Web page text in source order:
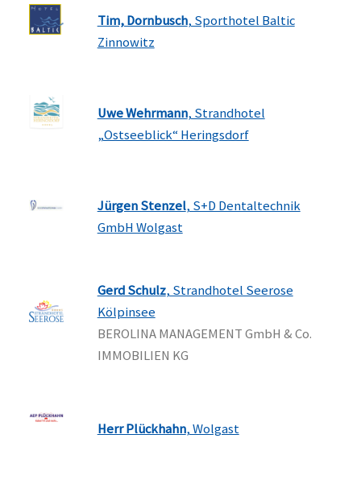
Tim, Dornbusch, Sporthotel Baltic
Zinnowitz
Uwe Wehrmann, Strandhotel
„Ostseeblick“ Heringsdorf
Jürgen Stenzel, S+D Dentaltechnik
GmbH Wolgast
Gerd Schulz, Strandhotel Seerose
Kölpinsee
BEROLINA MANAGEMENT GmbH & Co.
IMMOBILIEN KG
Herr Plückhahn, Wolgast